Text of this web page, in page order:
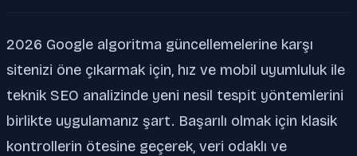
2026 Google algoritma güncellemelerine karşı
sitenizi öne çıkarmak için, hız ve mobil uyumluluk ile
teknik SEO analizinde yeni nesil tespit yöntemlerini
birlikte uygulamanız şart. Başarılı olmak için klasik
kontrollerin ötesine geçerek, veri odaklı ve